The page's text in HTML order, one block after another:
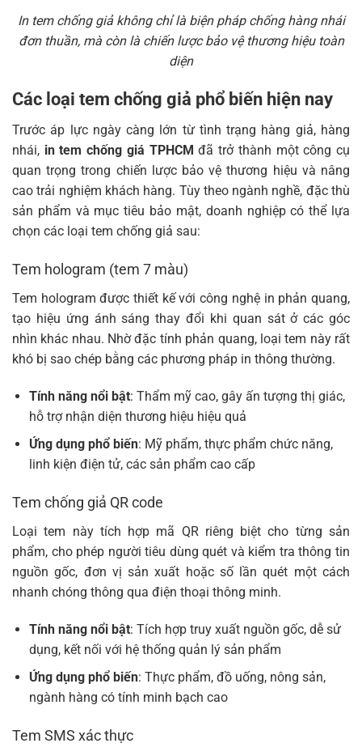
In tem chống giả không chỉ là biện pháp chống hàng nhái
đơn thuần, mà còn là chiến lược bảo vệ thương hiệu toàn
diện
Các loại tem chống giả phổ biến hiện nay
Trước áp lực ngày càng lớn từ tình trạng hàng giả, hàng
nhái, in tem chống giá TPHCM đã trở thành một công cụ
quan trọng trong chiến lược bảo vệ thương hiệu và nâng
cao trải nghiệm khách hàng. Tùy theo ngành nghề, đặc thù
sản phẩm và mục tiêu bảo mật, doanh nghiệp có thể lựa
chọn các loại tem chống giả sau:
Tem hologram (tem 7 màu)
Tem hologram được thiết kế với công nghệ in phản quang,
tạo hiệu ứng ánh sáng thay đổi khi quan sát ở các góc
nhìn khác nhau. Nhờ đặc tính phản quang, loại tem này rất
khó bị sao chép bằng các phương pháp in thông thường.
Tính năng nổi bật: Thẩm mỹ cao, gây ấn tượng thị giác,
hỗ trợ nhận diện thương hiệu hiệu quả
Ứng dụng phổ biến: Mỹ phẩm, thực phẩm chức năng,
linh kiện điện tử, các sản phẩm cao cấp
Tem chống giả QR code
Loại tem này tích hợp mã QR riêng biệt cho từng sản
phẩm, cho phép người tiêu dùng quét và kiểm tra thông tin
nguồn gốc, đơn vị sản xuất hoặc số lần quét một cách
nhanh chóng thông qua điện thoại thông minh.
Tính năng nổi bật: Tích hợp truy xuất nguồn gốc, dễ sử
dụng, kết nối với hệ thống quản lý sản phẩm
Ứng dụng phổ biến: Thực phẩm, đồ uống, nông sản,
ngành hàng có tính minh bạch cao
Tem SMS xác thực